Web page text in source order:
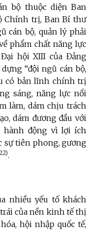
bộ thuộc diện Ban
Chính trị, Ban Bí thư
cán bộ, quản lý phải
phẩm chất năng lực
hội XIII của Đảng
“đội ngũ cán bộ,
có bản lĩnh chính trị
sáng, năng lực nổi
làm, dám chịu trách
dám đương đầu với
hành động vì lợi ích
sự tiên phong, gương
.
nhiều yếu tố khách
của nền kinh tế thị
hội nhập quốc tế,